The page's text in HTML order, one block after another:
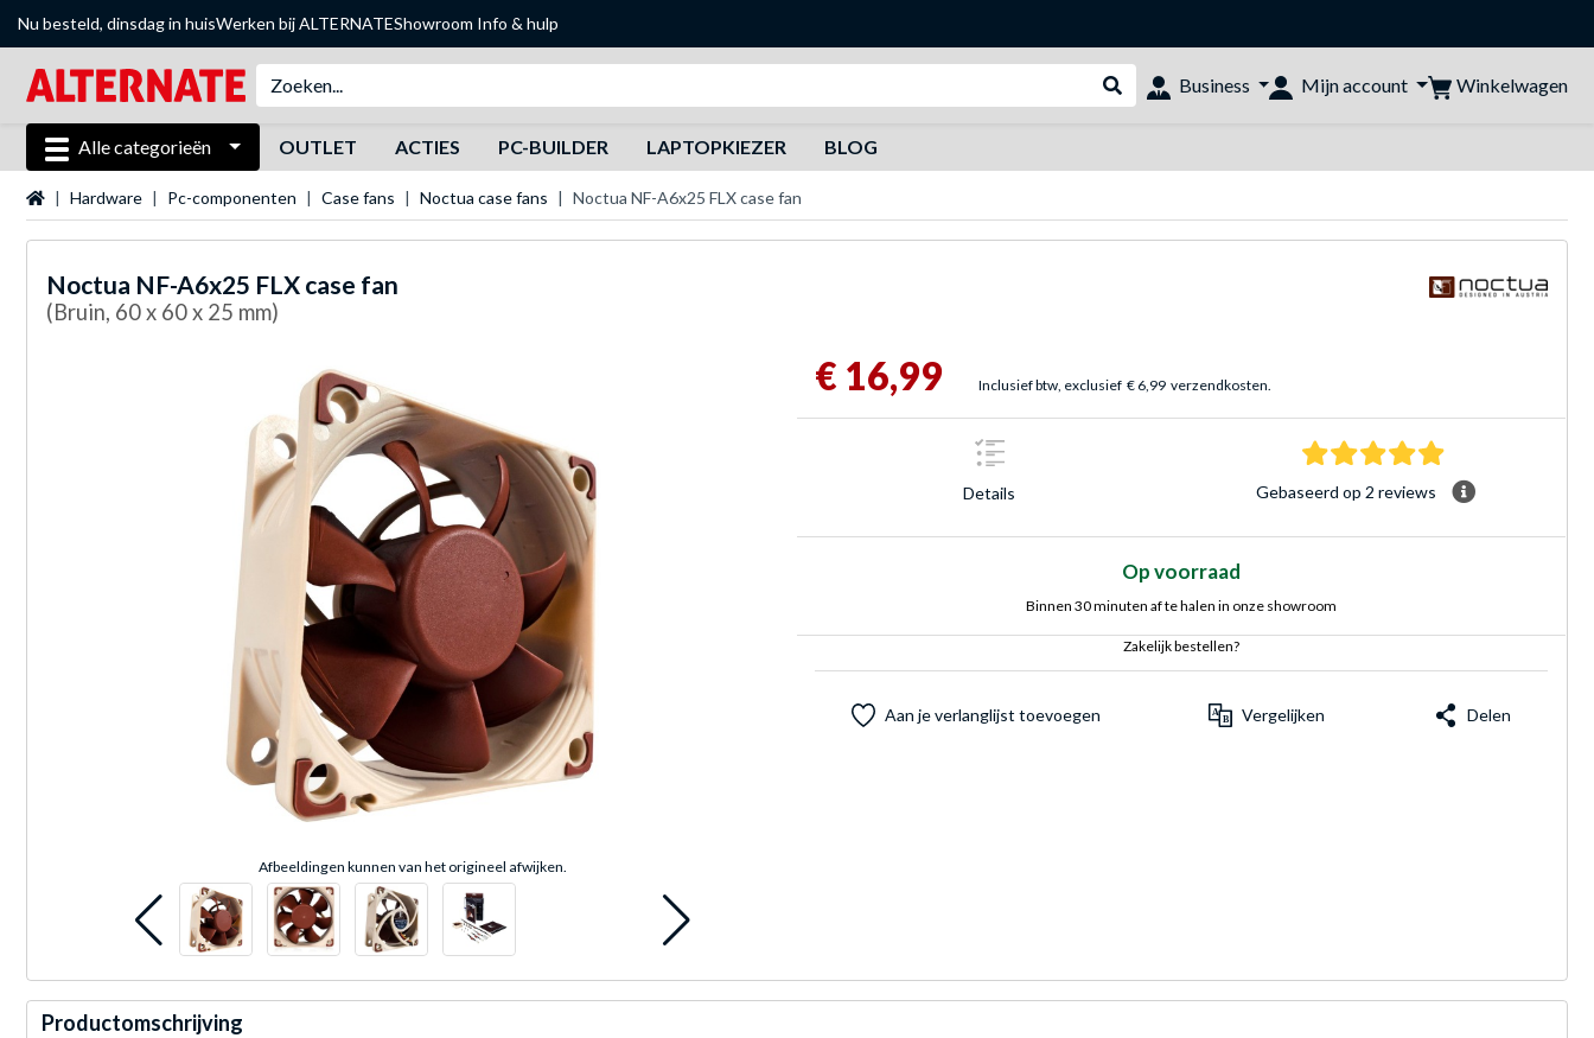
Nu besteld, dinsdag in huisWerken bij ALTERNATEShowroom Info & hulp
Webshop doorzoeken
Business Mijn account Winkelwagen
Alle categorieën OUTLET ACTIES PC-BUILDER LAPTOPKIEZER BLOG
Startpagina
Hardware Pc-componenten Case fans Noctua case fans Noctua NF-A6x25 FLX case fan
Noctua NF-A6x25 FLX case fan
(Bruin, 60 x 60 x 25 mm)
Afbeeldingen kunnen van het origineel afwijken.
€ 16,99 Inclusief btw, exclusief € 6,99 verzendkosten.
Details
5.0 sterren
Gebaseerd op 2 reviews
Op voorraad
Binnen 30 minuten af te halen in onze showroom
Zakelijk bestellen?
Aan je verlanglijst toevoegen Vergelijken Delen
Productomschrijving